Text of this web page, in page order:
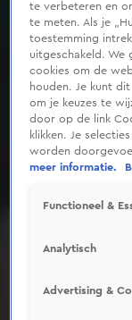
Deze video is
te verbeteren en
te meten. Als je
toestemming
uitgeschakeld. We
cookies om de
houden. Je kunt
om je keuzes te
door op de link
klikken. Je
worden
meer informatie.
Functioneel &
Analytisch
Advertising &